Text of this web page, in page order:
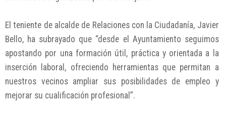
El teniente de alcalde de Relaciones con la Ciudadanía, Javier
Bello, ha subrayado que “desde el Ayuntamiento seguimos
apostando por una formación útil, práctica y orientada a la
inserción laboral, ofreciendo herramientas que permitan a
nuestros vecinos ampliar sus posibilidades de empleo y
mejorar su cualificación profesional”.